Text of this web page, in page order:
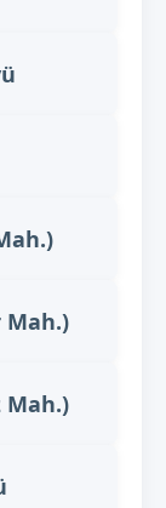
Mah.)
Mah.)